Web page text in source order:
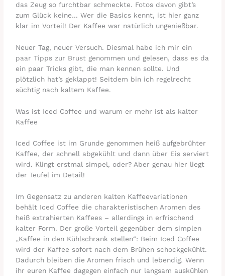
das Zeug so furchtbar schmeckte. Fotos davon gibt’s
zum Glück keine… Wer die Basics kennt, ist hier ganz
klar im Vorteil! Der Kaffee war natürlich ungenießbar.
Neuer Tag, neuer Versuch. Diesmal habe ich mir ein
paar Tipps zur Brust genommen und gelesen, dass es da
ein paar Tricks gibt, die man kennen sollte. Und
plötzlich hat’s geklappt! Seitdem bin ich regelrecht
süchtig nach kaltem Kaffee.
Was ist Iced Coffee und warum er mehr ist als kalter
Kaffee
Iced Coffee ist im Grunde genommen heiß aufgebrühter
Kaffee, der schnell abgekühlt und dann über Eis serviert
wird. Klingt erstmal simpel, oder? Aber genau hier liegt
der Teufel im Detail!
Im Gegensatz zu anderen kalten Kaffeevariationen
behält Iced Coffee die charakteristischen Aromen des
heiß extrahierten Kaffees – allerdings in erfrischend
kalter Form. Der große Vorteil gegenüber dem simplen
„Kaffee in den Kühlschrank stellen“: Beim Iced Coffee
wird der Kaffee sofort nach dem Brühen schockgekühlt.
Dadurch bleiben die Aromen frisch und lebendig. Wenn
ihr euren Kaffee dagegen einfach nur langsam auskühlen